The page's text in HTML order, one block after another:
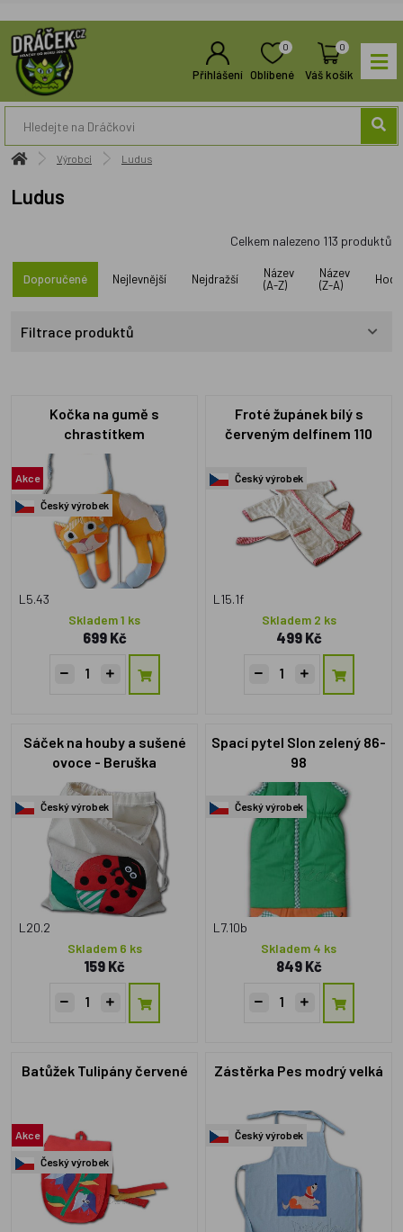
Přihlášení
0
Oblíbené
0
Váš košík
Výrobci Ludus
Ludus
Celkem nalezeno 113 produktů
Doporučené Nejlevnější Nejdražší
Název
(A-Z)
Název
(Z-A)
Filtrace produktů
Kočka na gumě s
chrastítkem
Akce
Český výrobek
L5.43
Skladem 1 ks
699 Kč
Froté župánek bílý s
červeným delfínem 110
Český výrobek
L15.1f
Skladem 2 ks
499 Kč
Sáček na houby a sušené
ovoce - Beruška
Český výrobek
L20.2
Skladem 6 ks
159 Kč
Spací pytel Slon zelený 86-
98
Český výrobek
L7.10b
Skladem 4 ks
849 Kč
Batůžek Tulipány červené
Akce
Český výrobek
Zástěrka Pes modrý velká
Český výrobek